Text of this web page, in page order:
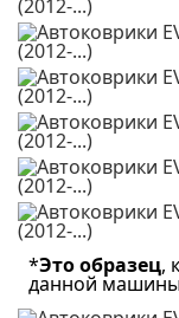
*Это образец,
данной машины